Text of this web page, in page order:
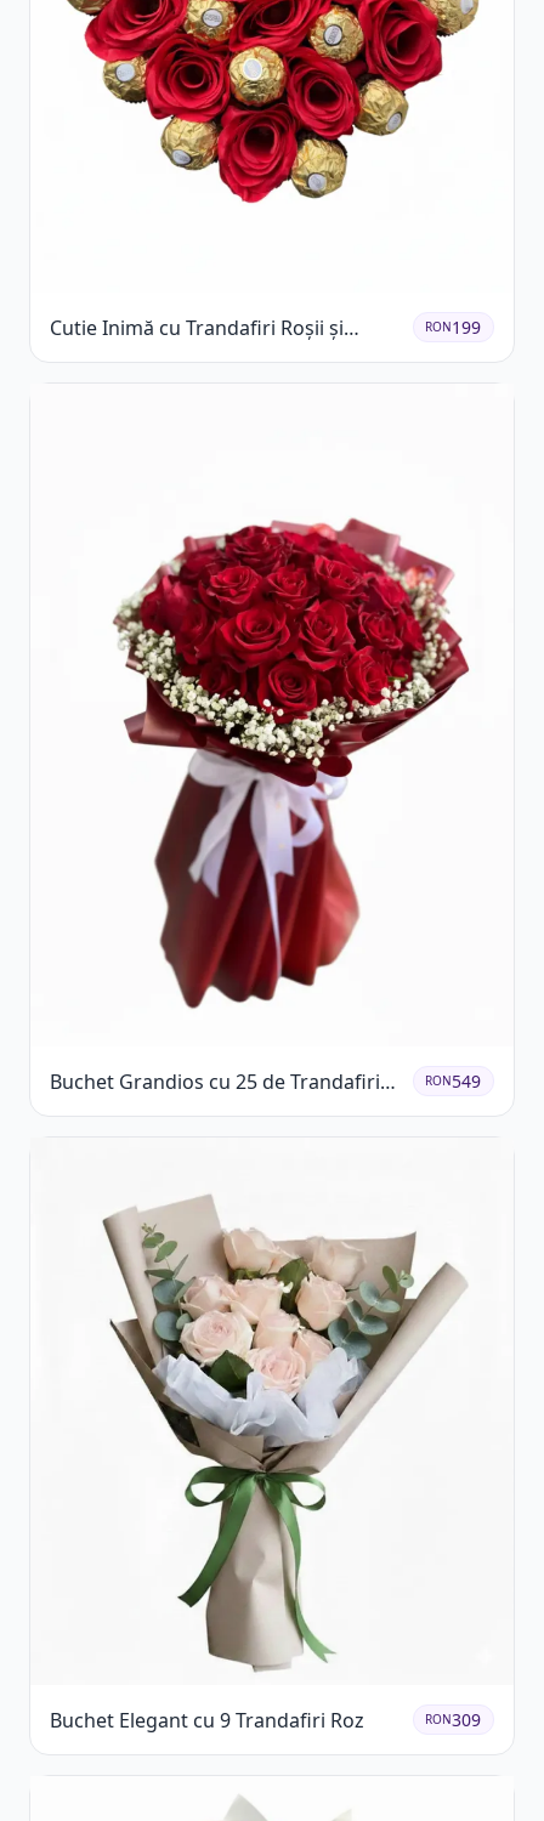
Cutie Inimă cu Trandafiri Roșii și
Ferrero Rocher
RON199
Buchet Grandios cu 25 de Trandafiri
Roșii
RON549
Buchet Elegant cu 9 Trandafiri Roz RON309